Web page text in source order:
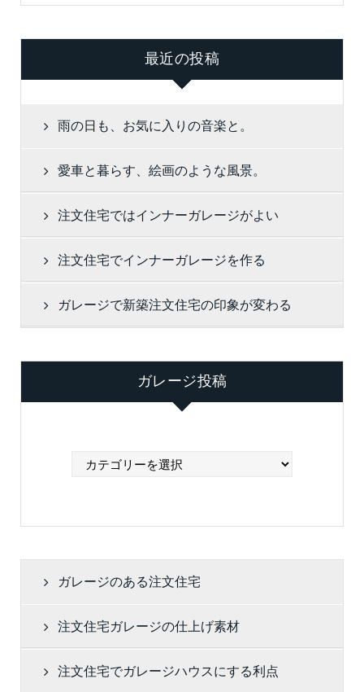
最近の投稿
雨の日も、お気に入りの音楽と。
愛車と暮らす、絵画のような風景。
注文住宅ではインナーガレージがよい
注文住宅でインナーガレージを作る
ガレージで新築注文住宅の印象が変わる
ガレージ投稿
ガ
ジ
ガレージのある注文住宅
注文住宅ガレージの仕上げ素材
注文住宅でガレージハウスにする利点